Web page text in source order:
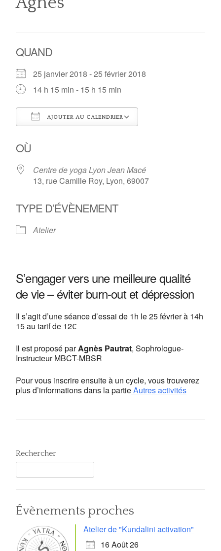
QUAND
25 janvier 2018 - 25 février 2018
14 h 15 min - 15 h 15 min
AJOUTER AU CALENDRIER
OÙ
Centre de yoga Lyon Jean Macé
13, rue Camille Roy, Lyon, 69007
TYPE D’ÉVÈNEMENT
Atelier
Voir Évènements
This page can't load Google Maps correctly.
Do you own this website? OK
S’engager vers une meilleure qualité
de vie – éviter burn-out et dépression
Il s’agit d’une séance d’essai de 1h le 25 février à 14h
15 au tarif de 12€
Il est proposé parAgnès Pautrat, Sophrologue-
Instructeur MBCT-MBSR
Pour vous inscrire ensuite à un cycle, vous trouverez
plus d’informations dans la partieAutres activités
Rechercher
Évènements proches
Atelier de "Kundalini activation"
16 Août 26